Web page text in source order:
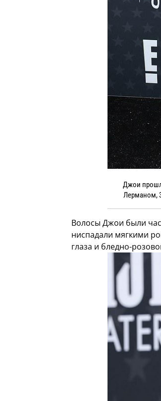
Джои
Лерманом,
Волосы Джои были
ниспадали мягкими
глаза и бледно-